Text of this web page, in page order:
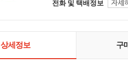
전화 및 택배정보
상세정보 구